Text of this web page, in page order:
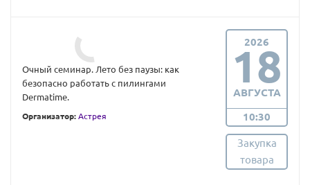
Очный семинар. Лето без паузы: как
безопасно работать с пилингами
Dermatime.
Организатор: Астрея
2026
18
АВГУСТА
10:30
Закупка
товара